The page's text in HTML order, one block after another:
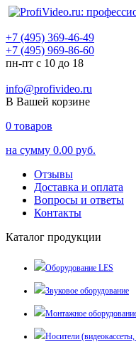
+7 (495) 369-46-49
+7 (495) 969-86-60
пн-пт с 10 до 18
info@profivideo.ru
В Вашей корзине
0 товаров
на сумму 0.00 руб.
Отзывы
Доставка и оплата
Вопросы и ответы
Контакты
Каталог продукции
Оборудование LES
Звуковое оборудование
Монтажное
Носители